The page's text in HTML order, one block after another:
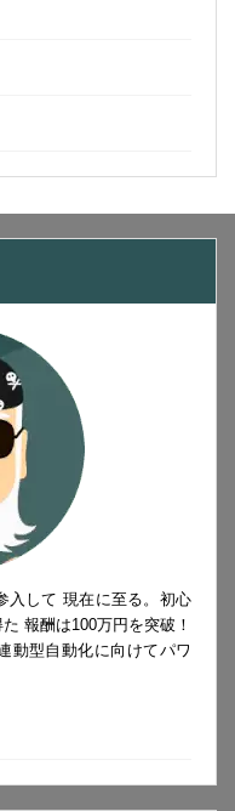
入して 現在に至る。初心
報酬は100万円を突破！
動型自動化に向けてパワ